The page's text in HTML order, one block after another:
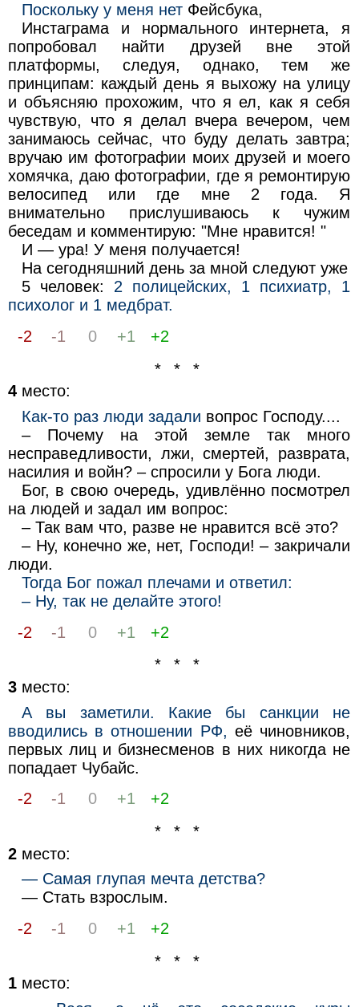
Поскольку у меня нет Фейсбука,
Инстаграма и нормального интернета, я
попробовал найти друзей вне этой
платформы, следуя, однако, тем же
принципам: каждый день я выхожу на улицу
и объясняю прохожим, что я ел, как я себя
чувствую, что я делал вчера вечером, чем
занимаюсь сейчас, что буду делать завтра;
вручаю им фотографии моих друзей и моего
хомячка, даю фотографии, где я ремонтирую
велосипед или где мне 2 года. Я
внимательно прислушиваюсь к чужим
беседам и комментирую: "Мне нравится! "
И — ура! У меня получается!
На сегодняшний день за мной следуют уже
5 человек: 2 полицейских, 1 психиатр, 1
психолог и 1 медбрат.
-2
-1 0 +1
+2
* * *
4место:
Как-то раз люди задали вопрос Господу....
– Почему на этой земле так много
несправедливости, лжи, смертей, разврата,
насилия и войн? – спросили у Бога люди.
Бог, в свою очередь, удивлённо посмотрел
на людей и задал им вопрос:
– Так вам что, разве не нравится всё это?
– Ну, конечно же, нет, Господи! – закричали
люди.
Тогда Бог пожал плечами и ответил:
– Ну, так не делайте этого!
-2
-1 0 +1
+2
* * *
3место:
А вы заметили. Какие бы санкции не
вводились в отношении РФ, её чиновников,
первых лиц и бизнесменов в них никогда не
попадает Чубайс.
-2
-1 0 +1
+2
* * *
2место:
— Самая глупая мечта детства?
— Стать взрослым.
-2
-1 0 +1
+2
* * *
1место: